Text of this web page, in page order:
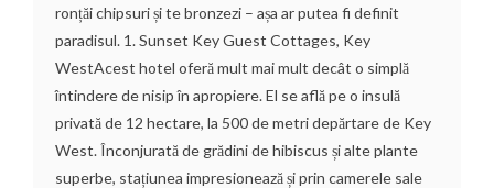
ronțăi chipsuri și te bronzezi – așa ar putea fi definit
paradisul. 1. Sunset Key Guest Cottages, Key
WestAcest hotel oferă mult mai mult decât o simplă
întindere de nisip în apropiere. El se află pe o insulă
privată de 12 hectare, la 500 de metri depărtare de Key
West. Înconjurată de grădini de hibiscus și alte plante
superbe, stațiunea impresionează și prin camerele sale